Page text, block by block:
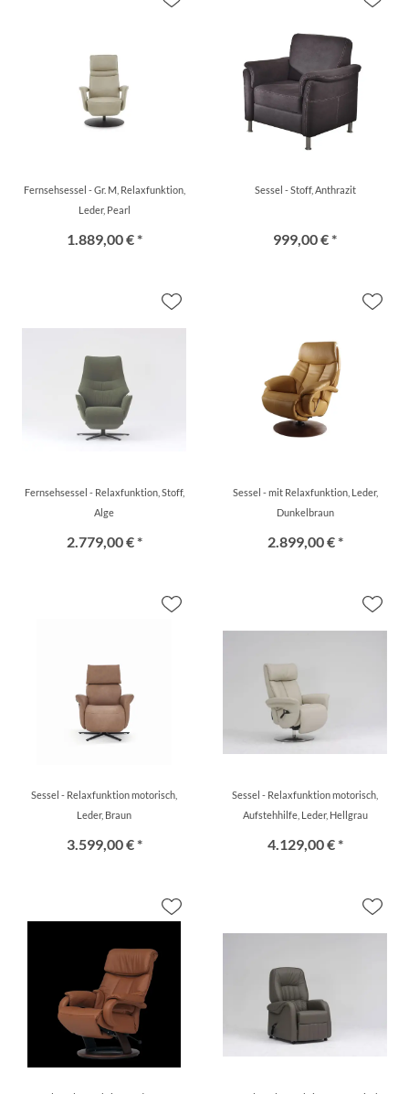
Fernsehsessel - Gr. M, Relaxfunktion,
Leder, Pearl
1.889,00 € *
Sessel - Stoff, Anthrazit
999,00 € *
Fernsehsessel - Relaxfunktion, Stoff,
Alge
2.779,00 € *
Sessel - mit Relaxfunktion, Leder,
Dunkelbraun
2.899,00 € *
Sessel - Relaxfunktion motorisch,
Leder, Braun
3.599,00 € *
Sessel - Relaxfunktion motorisch,
Aufstehhilfe, Leder, Hellgrau
4.129,00 € *